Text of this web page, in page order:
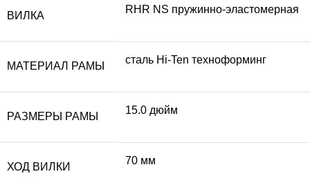
ВИЛКА
RHR NS пружинно-эластомерная
МАТЕРИАЛ РАМЫ
сталь Hi-Ten техноформинг
РАЗМЕРЫ РАМЫ
15.0 дюйм
ХОД ВИЛКИ
70 мм